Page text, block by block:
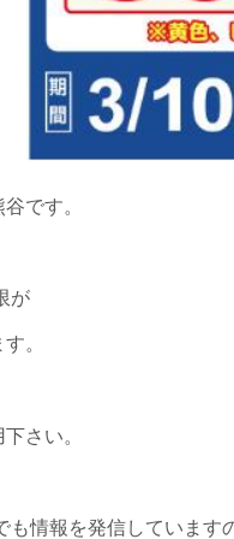
です。
が
。
さい。
も情報を発信しています